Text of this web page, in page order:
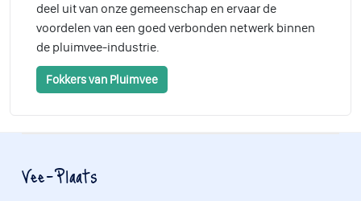
deel uit van onze gemeenschap en ervaar de
voordelen van een goed verbonden netwerk binnen
de pluimvee-industrie.
Fokkers van Pluimvee
Vee-Plaats